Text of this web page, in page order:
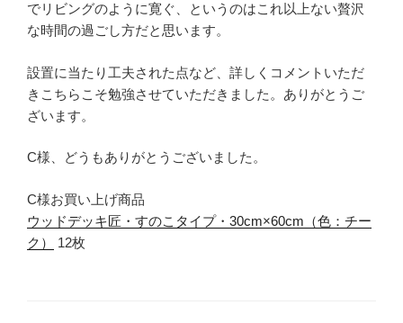
でリビングのように寛ぐ、というのはこれ以上ない贅沢
な時間の過ごし方だと思います。
設置に当たり工夫された点など、詳しくコメントいただ
きこちらこそ勉強させていただきました。ありがとうご
ざいます。
C様、どうもありがとうございました。
C様お買い上げ商品
ウッドデッキ匠・すのこタイプ・30cm×60cm（色：チー
ク）
12枚